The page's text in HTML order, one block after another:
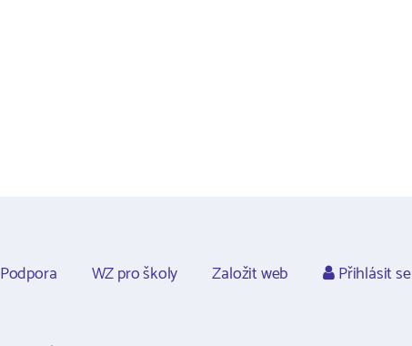
Podpora WZ pro školy Založit web Přihlásit se